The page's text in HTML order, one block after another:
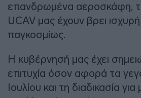
επανδρωμένα αεροσκάφη,
UCAV μας έχουν βρει
παγκοσμίως.
Η κυβέρνησή μας έχει
επιτυχία όσον αφορά τα
Ιουλίου και τη διαδικασία για